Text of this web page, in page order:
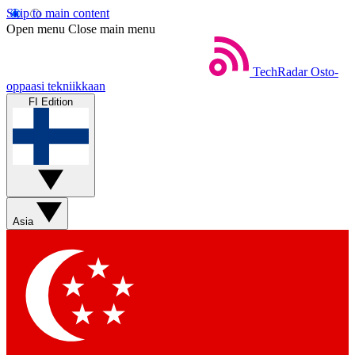
Skip to main content
Open menu Close main menu
TechRadar Osto-
oppaasi tekniikkaan
FI Edition
Asia